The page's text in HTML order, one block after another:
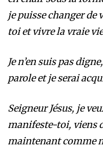
je puisse changer de
toi et vivre la vraie
Je n’en suis pas
parole et je serai
Seigneur Jésus, je
manifeste-toi, viens
maintenant comme